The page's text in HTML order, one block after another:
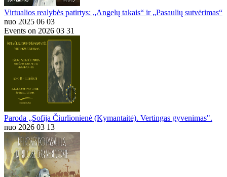
Virtualios realybės patirtys: „Angelų takais“ ir „Pasaulių sutvėrimas“
nuo 2025 06 03
Events on 2026 03 31
Paroda „Sofija Čiurlionienė (Kymantaitė). Vertingas gyvenimas".
nuo 2026 03 13